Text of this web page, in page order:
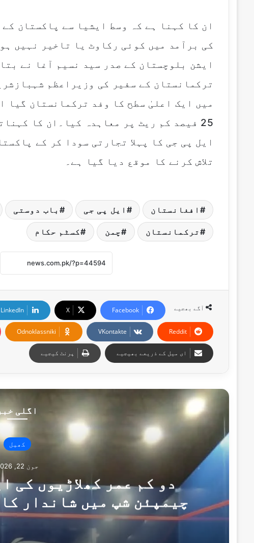
ان کا کہنا ہے کہ وسط ایشیا سے پاکستان
کی برآمد میں کوئی رکاوٹ یا تاخیر نہیں
ترکمانستان کے سفیر کی وزیراعظم
میں ایک اعلیٰ سطح کا وفد ترکمانستان گیا
25 فیصد کم ریٹ پر معاہدہ کیا۔ان کا
ایل پی جی کا پہلا تجارتی سودا کر کے
تلاش کرنے کا موقع دیا گیا ہے۔
افغانستان ایل پی جی باب دوستی
ترکمانستان چمن کسٹم حکام
آگے بھجیے Facebook
X
LinkedIn
Reddit
VKontakte
Odnoklassniki
ای میل کے ذریعے بھیجیے پرنٹ کیجیے
اگلی
کھیل
جون 22, 2026
دو کم عمر کھلاڑیوں کی
چیمپئن شپ میں شاندار
خوا اسکواش ایسوسی